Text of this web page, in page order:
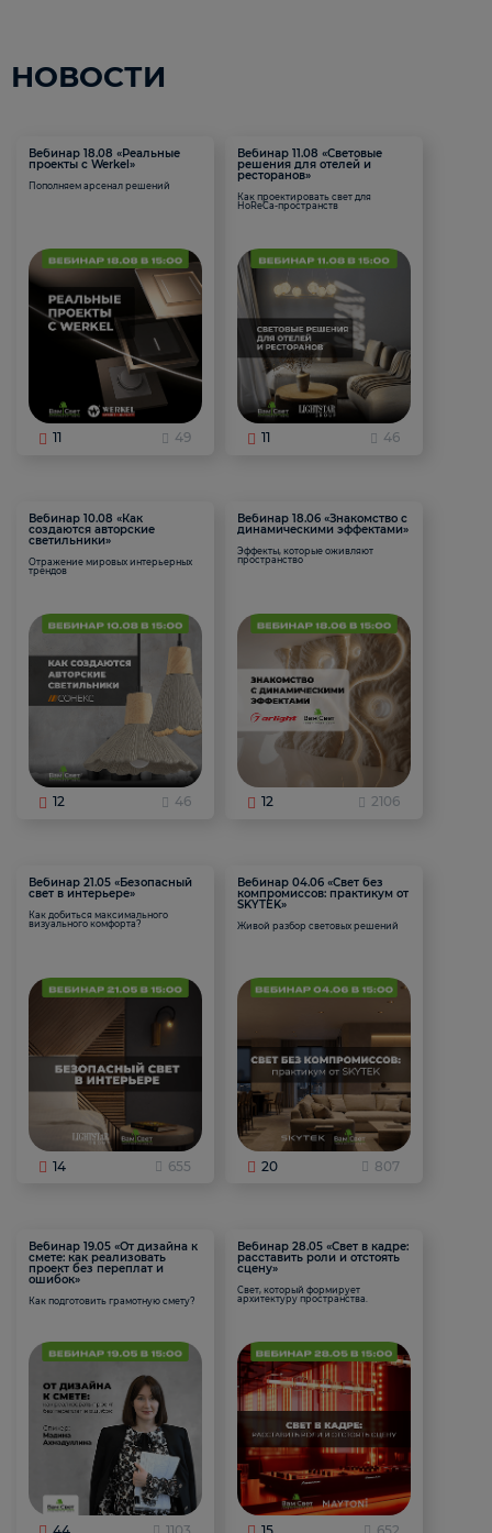
НОВОСТИ
Вебинар 18.08 «Реальные
проекты с Werkel»
Пополняем арсенал решений
11 49
Вебинар 11.08 «Световые
решения для отелей и
ресторанов»
Как проектировать свет для
HoReCa-пространств
11 46
Вебинар 10.08 «Как
создаются авторские
светильники»
Отражение мировых интерьерных
трендов
12 46
Вебинар 18.06 «Знакомство с
динамическими эффектами»
Эффекты, которые оживляют
пространство
12 2106
Вебинар 21.05 «Безопасный
свет в интерьере»
Как добиться максимального
визуального комфорта?
14 655
Вебинар 04.06 «Свет без
компромиссов: практикум от
SKYTEK»
Живой разбор световых решений
20 807
Вебинар 19.05 «От дизайна к
смете: как реализовать
проект без переплат и
ошибок»
Как подготовить грамотную смету?
Вебинар 28.05 «Свет в кадре:
расставить роли и отстоять
сцену»
Свет, который формирует
архитектуру пространства.